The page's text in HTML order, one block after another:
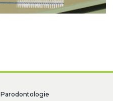
Parodontologie